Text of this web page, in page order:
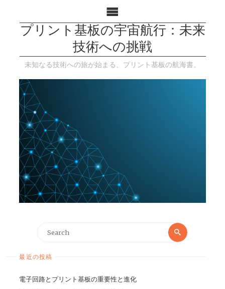
プリント基板の宇宙航行：未来
技術への挑戦
未知なる技術への旅が始まる、プリント基板の航海書。
最近の投稿
電子回路とプリント基板の重要性と進化